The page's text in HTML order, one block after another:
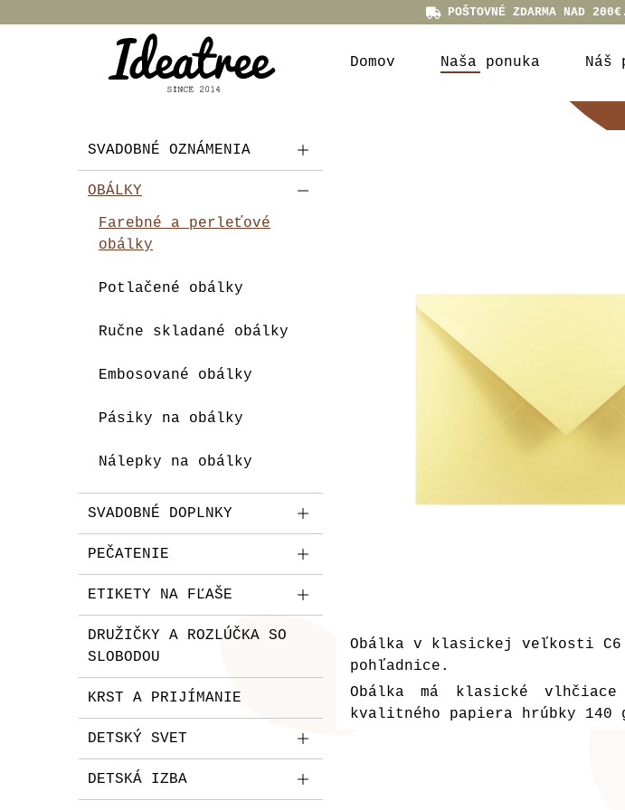
POŠTOVNÉ ZDARMA NAD
Domov Naša ponuka Náš
SVADOBNÉ OZNÁMENIA
OBÁLKY
Farebné a perleťové
obálky
Potlačené obálky
Ručne skladané obálky
Embosované obálky
Pásiky na obálky
Nálepky na obálky
SVADOBNÉ DOPLNKY
PEČATENIE
ETIKETY NA FĽAŠE
DRUŽIČKY A ROZLÚČKA SO
SLOBODOU
KRST A PRIJÍMANIE
DETSKÝ SVET
DETSKÁ IZBA
Obálka v klasickej veľkosti C6
pohľadnice.
Obálka má klasické
kvalitného papiera hrúbky 140